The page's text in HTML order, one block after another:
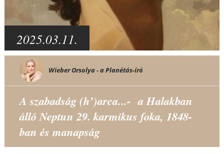
2025.03.11.
Wieber Orsolya - a Planétás-író
A szabadság (h’)arca...- a Halakban
álló Neptun 29. karmikus foka, 1848-
ban és manapság